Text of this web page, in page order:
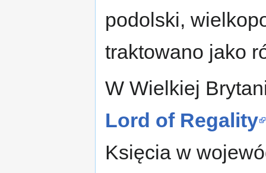
podolski,
traktowano jako
W Wielkiej
Lord of Regality
Księcia w